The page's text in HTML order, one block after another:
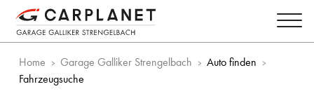
Home Garage Galliker Strengelbach
Auto finden
Fahrzeugsuche